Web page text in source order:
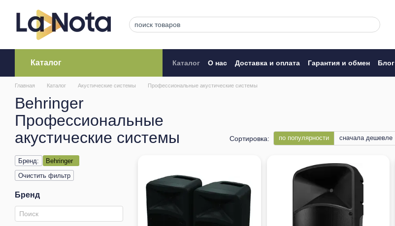
Каталог Каталог О нас Доставка и оплата Гарантия и обмен Блог
Главная Каталог Акустические системы Профессиональные акустические системы
Behringer
Профессиональные
акустические системы
Сортировка: по популярности сначала дешевле
Бренд:
Behringer
Очистить фильтр
Бренд